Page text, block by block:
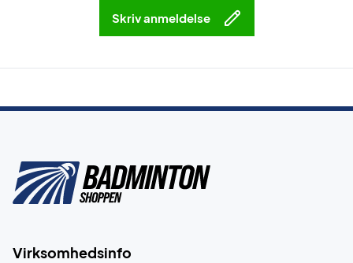
Skriv anmeldelse
Virksomhedsinfo